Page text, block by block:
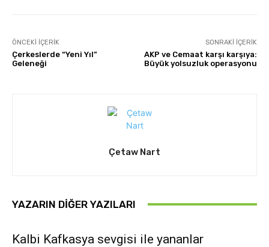
ÖNCEKI İÇERIK
Çerkeslerde “Yeni Yıl”
Geleneği
SONRAKI İÇERIK
AKP ve Cemaat karşı karşıya:
Büyük yolsuzluk operasyonu
Çetaw Nart
YAZARIN DIĞER YAZILARI
Kalbi Kafkasya sevgisi ile yananlar